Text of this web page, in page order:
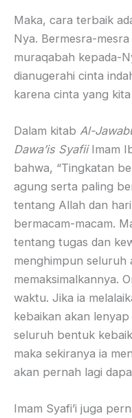
Maka, cara terbaik
Nya. Bermesra-
muraqabah kepada-
dianugerahi cinta
karena cinta yang
Dalam kitab Al-
Dawa’is Syafii Imam
bahwa, “Tingkatan
agung serta paling
tentang Allah dan
bermacam-macam.
tentang tugas dan
menghimpun seluruh
memaksimalkannya.
waktu. Jika ia
kebaikan akan
seluruh bentuk
maka sekiranya ia
akan pernah lagi
Imam Syafi’i juga